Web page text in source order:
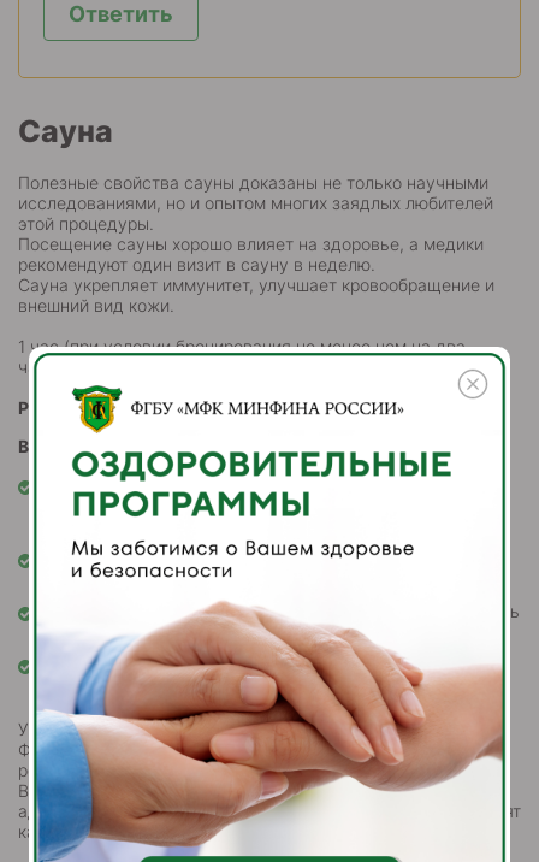
Ответить
Сауна
Полезные свойства сауны доказаны не только научными
исследованиями, но и опытом многих заядлых любителей
этой процедуры.
Посещение сауны хорошо влияет на здоровье, а медики
рекомендуют один визит в сауну в неделю.
Сауна укрепляет иммунитет, улучшает кровообращение и
внешний вид кожи.
1 час (при условии бронирования не менее чем на два
часа) – 3 200 рублей / час
Режим работы: ежедневно с 10:00 до 22:00
Вторник — санитарный день
Перед посещением сауны НЕ употреблять чрезмерное
количество пищи, есть за несколько часов до банных
Не употреблять алкогольные напитки до и во время
посещения сауны;
Накрывать волосы платком или шапочкой, чтобы избежать
их повреждения и пересушивания;
Не рекомендуется длительное время находиться в
парильной комнате.
Уважаемые гости, в связи с тем, что на нашей территории
ФГБУ "МФК Минфина России" осуществляется пропускной
режим,
Вам необходимо предварительно связаться с нашими
администраторами, они закажут для Вас пропуск и объяснят
как к нам пройти.